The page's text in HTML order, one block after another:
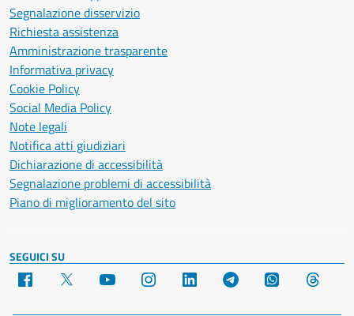
Segnalazione disservizio
Richiesta assistenza
Amministrazione trasparente
Informativa privacy
Cookie Policy
Social Media Policy
Note legali
Notifica atti giudiziari
Dichiarazione di accessibilità
Segnalazione problemi di accessibilità
Piano di miglioramento del sito
SEGUICI SU
Facebook YouTube Instagram LinkedIn Telegram WhatsApp